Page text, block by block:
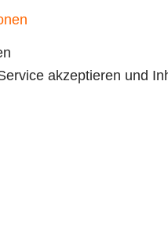
akzeptieren und